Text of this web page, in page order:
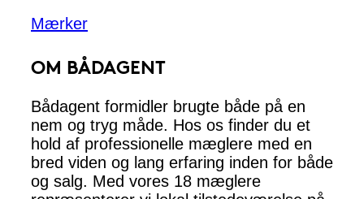
Mærker
OM BÅDAGENT
Bådagent formidler brugte både på en
nem og tryg måde. Hos os finder du et
hold af professionelle mæglere med en
bred viden og lang erfaring inden for både
og salg. Med vores 18 mæglere